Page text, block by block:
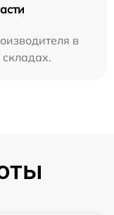
в